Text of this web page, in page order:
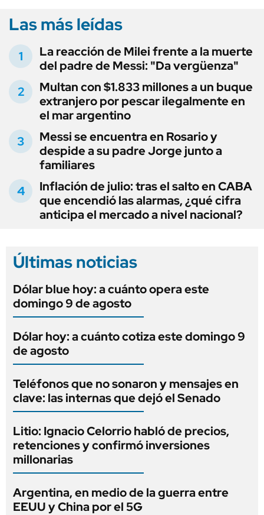
Las más leídas
La reacción de Milei frente a la muerte
del padre de Messi: "Da vergüenza"
Multan con $1.833 millones a un buque
extranjero por pescar ilegalmente en
el mar argentino
Messi se encuentra en Rosario y
despide a su padre Jorge junto a
familiares
Inflación de julio: tras el salto en CABA
que encendió las alarmas, ¿qué cifra
anticipa el mercado a nivel nacional?
Últimas noticias
Dólar blue hoy: a cuánto opera este
domingo 9 de agosto
Dólar hoy: a cuánto cotiza este domingo 9
de agosto
Teléfonos que no sonaron y mensajes en
clave: las internas que dejó el Senado
Litio: Ignacio Celorrio habló de precios,
retenciones y confirmó inversiones
millonarias
Argentina, en medio de la guerra entre
EEUU y China por el 5G